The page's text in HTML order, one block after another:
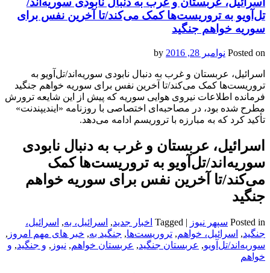
تل‌آویو به تروریست‌ها کمک می‌کند/تا آخرین نفس برای
سوریه خواهم جنگید
Posted on نوامبر 28, 2016
اسرائیل، عربستان و غرب به دنبال نابودی سوریه‌اند/تل‌آویو به
تروریست‌ها کمک می‌کند/تا آخرین نفس برای سوریه خواهم جنگید
فرمانده اطلاعات نیروی هوایی سوریه که پیش از این شایعه ترورش
مطرح شده بود، در مصاحبه‌ای اختصاصی با روزنامه «ایندیپندنت»
تأکید کرد که به مبارزه با تروریسم ادامه می‌دهد.
اسرائیل، عربستان و غرب به دنبال نابودی
سوریه‌اند/تل‌آویو به تروریست‌ها کمک
می‌کند/تا آخرین نفس برای سوریه خواهم
جنگید
Posted in سپهر نیوز Tagged اخبار جدید, اسرائیل، به, اسرائیل،
جنگید, اسرائیل، خواهم, تروریست‌ها, جنگید به, خبر های مهم امروز ,
سوریه‌اند/تل‌آویو, عربستان جنگید, عربستان خواهم, نیوز , و جنگید, و
خواهم